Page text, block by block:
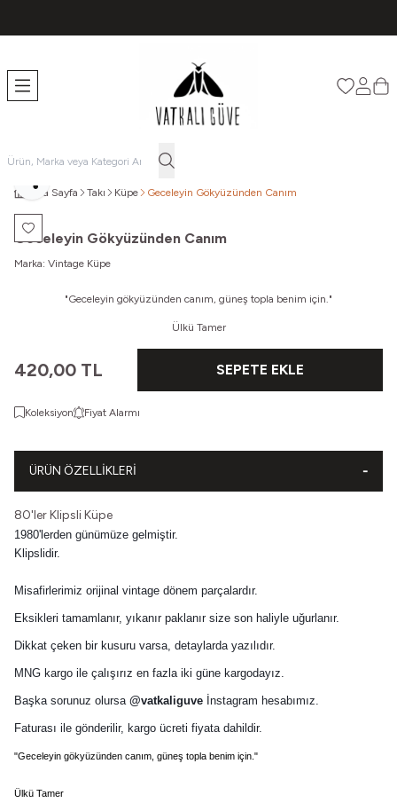
Favorilerim
Ana Sayfa Takı Küpe Geceleyin Gökyüzünden Canım
Favoriye Ekle
Paylaş
Geceleyin Gökyüzünden Canım
Marka: Vintage Küpe
"Geceleyin gökyüzünden canım, güneş topla benim için."
Ülkü Tamer
420,00 TL SEPETE EKLE
Koleksiyon Fiyat Alarmı
ÜRÜN ÖZELLIKLERI
80'ler Klipsli Küpe
1980'lerden günümüze gelmiştir.
Klipslidir.
Misafirlerimiz orijinal vintage dönem parçalardır.
Eksikleri tamamlanır, yıkanır paklanır size son haliyle uğurlanır.
Dikkat çeken bir kusuru varsa, detaylarda yazılıdır.
MNG kargo ile çalışırız en fazla iki güne kargodayız.
Başka sorunuz olursa @vatkaliguve İnstagram hesabımız.
Faturası ile gönderilir, kargo ücreti fiyata dahildir.
"Geceleyin gökyüzünden canım, güneş topla benim için."
Ülkü Tamer